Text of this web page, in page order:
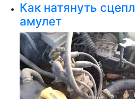
Как натянуть
амулет